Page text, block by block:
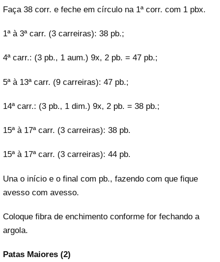
Faça 38 corr. e feche em círculo na 1ª corr. com 1 pbx.
1ª à 3ª carr. (3 carreiras): 38 pb.;
4ª carr.: (3 pb., 1 aum.) 9x, 2 pb. = 47 pb.;
5ª à 13ª carr. (9 carreiras): 47 pb.;
14ª carr.: (3 pb., 1 dim.) 9x, 2 pb. = 38 pb.;
15ª à 17ª carr. (3 carreiras): 38 pb.
15ª à 17ª carr. (3 carreiras): 44 pb.
Una o início e o final com pb., fazendo com que fique
avesso com avesso.
Coloque fibra de enchimento conforme for fechando a
argola.
Patas Maiores (2)